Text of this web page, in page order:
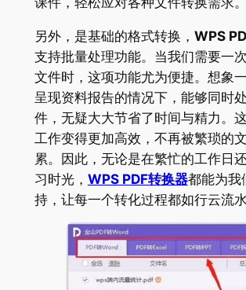
另外，是基础的格式转换， WPS
支持批量处理功能。当我们需要一
文件时，这项功能尤为便捷。想象
呈现资料报告的情况下，能够同时
件，无疑大大节省了时间与精力。
工作变得更加高效，不再被繁琐的
累。因此，无论是在繁忙的工作日
习时光， WPS PDF转换器都能为我
持，让每一个转化过程都如行云流水